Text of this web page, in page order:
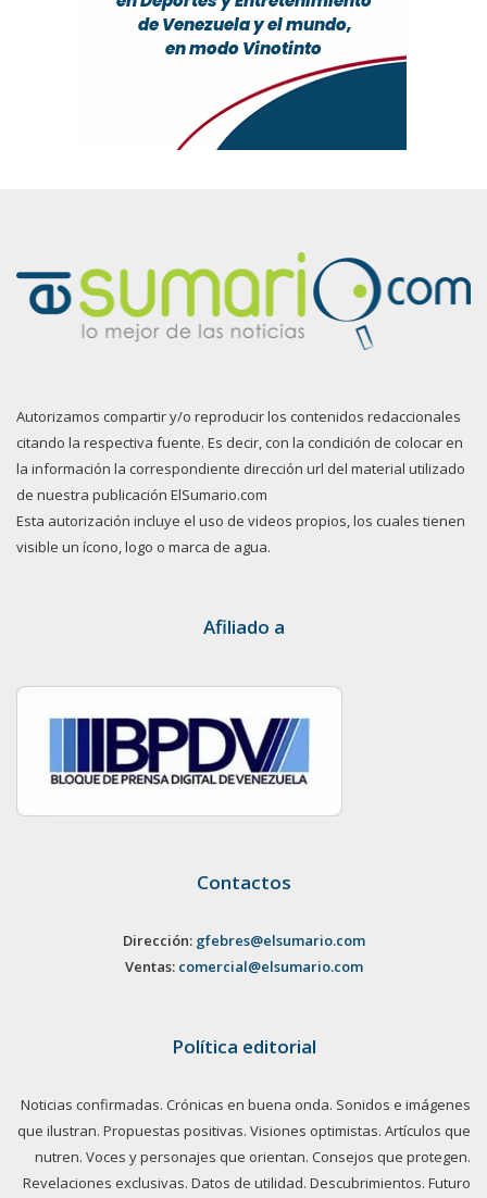
Autorizamos compartir y/o reproducir los contenidos redaccionales
citando la respectiva fuente. Es decir, con la condición de colocar en
la información la correspondiente dirección url del material utilizado
de nuestra publicación ElSumario.com
Esta autorización incluye el uso de videos propios, los cuales tienen
visible un ícono, logo o marca de agua.
Afiliado a
Contactos
Dirección: gfebres@elsumario.com
Ventas: comercial@elsumario.com
Política editorial
Noticias confirmadas. Crónicas en buena onda. Sonidos e imágenes
que ilustran. Propuestas positivas. Visiones optimistas. Artículos que
nutren. Voces y personajes que orientan. Consejos que protegen.
Revelaciones exclusivas. Datos de utilidad. Descubrimientos. Futuro